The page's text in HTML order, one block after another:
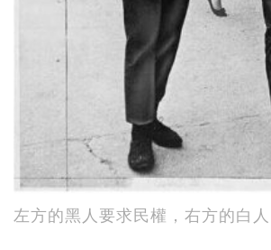
左方的黑人要求民權，右方的白